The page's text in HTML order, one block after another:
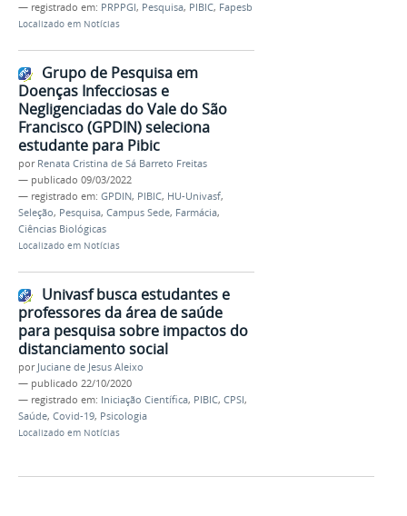
— registrado em: PRPPGI, Pesquisa, PIBIC, Fapesb
Localizado em Notícias
Grupo de Pesquisa em
Doenças Infecciosas e
Negligenciadas do Vale do São
Francisco (GPDIN) seleciona
estudante para Pibic
por Renata Cristina de Sá Barreto Freitas
— publicado 09/03/2022
— registrado em: GPDIN, PIBIC, HU-Univasf,
Seleção, Pesquisa, Campus Sede, Farmácia,
Ciências Biológicas
Localizado em Notícias
Univasf busca estudantes e
professores da área de saúde
para pesquisa sobre impactos do
distanciamento social
por Juciane de Jesus Aleixo
— publicado 22/10/2020
— registrado em: Iniciação Científica, PIBIC, CPSI,
Saúde, Covid-19, Psicologia
Localizado em Notícias